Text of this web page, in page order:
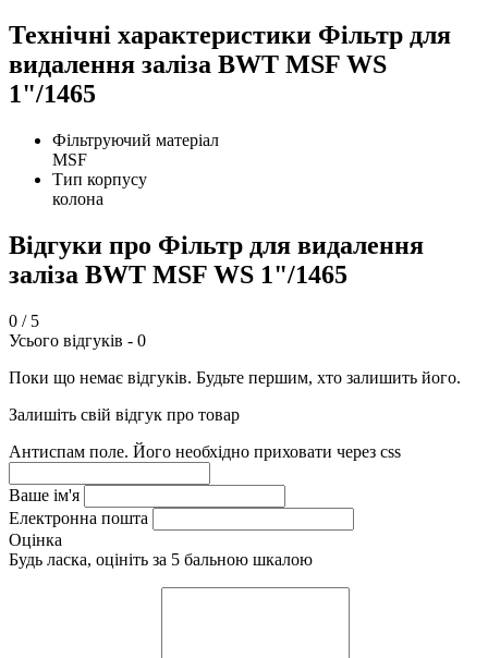
Технічні характеристики Фільтр для
видалення заліза BWT MSF WS
1"/1465
Фільтруючий матеріал
MSF
Тип корпусу
колона
Відгуки про Фільтр для видалення
заліза BWT MSF WS 1"/1465
0 / 5
Усього відгуків - 0
Поки що немає відгуків. Будьте першим, хто залишить його.
Залишіть свій відгук про товар
Антиспам поле. Його необхідно приховати через css
Ваше ім'я
Електронна пошта
Оцінка
Будь ласка, оцініть за 5 бальною шкалою